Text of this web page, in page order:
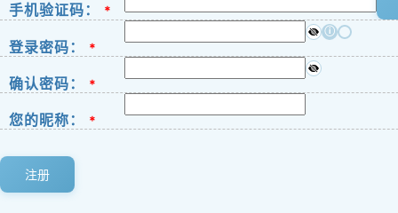
手机验证码： *
登录密码： *
ⓘ
确认密码： *
您的昵称： *
注册